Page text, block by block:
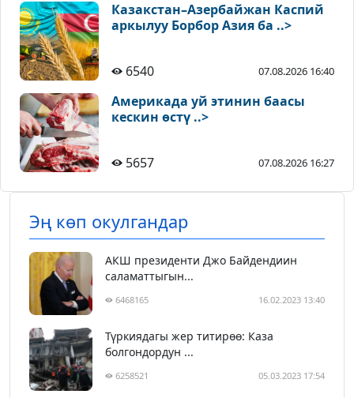
Казакстан–Азербайжан Каспий
аркылуу Борбор Азия ба ..>
6540 07.08.2026 16:40
Америкада уй этинин баасы
кескин өстү ..>
5657 07.08.2026 16:27
Эң көп окулгандар
АКШ президенти Джо Байдендиин
саламаттыгын...
6468165 16.02.2023 13:40
Түркиядагы жер титирөө: Каза
болгондордун ...
6258521 05.03.2023 17:54